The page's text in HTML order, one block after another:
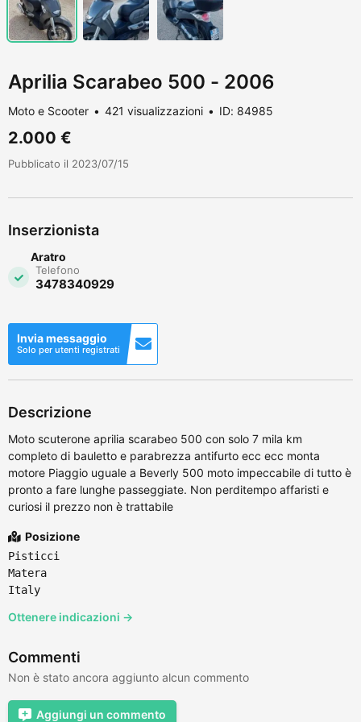
Aprilia Scarabeo 500 - 2006
Moto e Scooter 421 visualizzazioni ID: 84985
2.000 €
Pubblicato il 2023/07/15
Inserzionista
Aratro
Telefono
3478340929
Invia messaggio
Solo per utenti registrati
Descrizione
Moto scuterone aprilia scarabeo 500 con solo 7 mila km
completo di bauletto e parabrezza antifurto ecc ecc monta
motore Piaggio uguale a Beverly 500 moto impeccabile di tutto è
pronto a fare lunghe passeggiate. Non perditempo affaristi e
curiosi il prezzo non è trattabile
Posizione
Pisticci
Matera
Italy
Ottenere indicazioni →
Commenti
Non è stato ancora aggiunto alcun commento
Aggiungi un commento